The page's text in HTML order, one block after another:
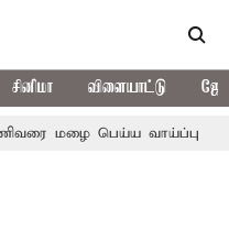
சினிமா விளையாட்டு
பெய்ய வாய்ப்பு